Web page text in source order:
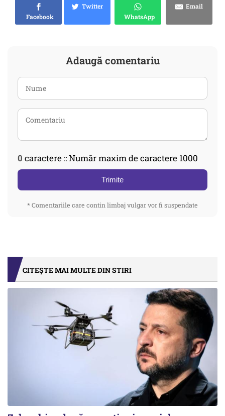
Facebook
Twitter
WhatsApp
Email
Adaugă comentariu
0 caractere :: Număr maxim de caractere 1000
Trimite
* Comentariile care contin limbaj vulgar vor fi suspendate
CITEȘTE MAI MULTE DIN STIRI